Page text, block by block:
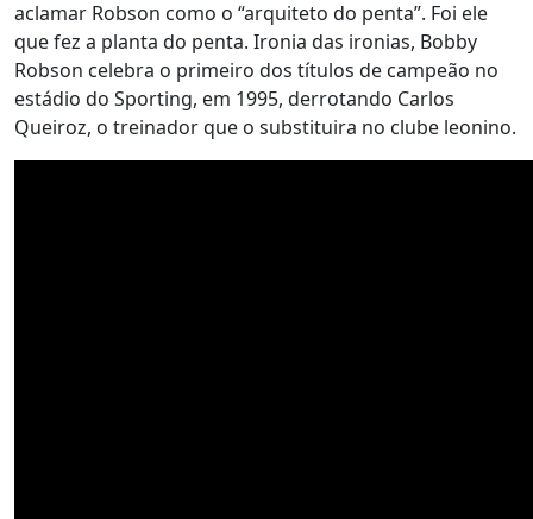
aclamar Robson como o “arquiteto do penta”. Foi ele
que fez a planta do penta. Ironia das ironias, Bobby
Robson celebra o primeiro dos títulos de campeão no
estádio do Sporting, em 1995, derrotando Carlos
Queiroz, o treinador que o substituira no clube leonino.